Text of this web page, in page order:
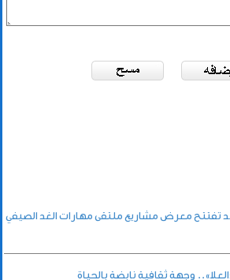
معرض مشاريع ملتقى مهارات الغد الصيفي
وجهة ثقافية نابضة بالحياة